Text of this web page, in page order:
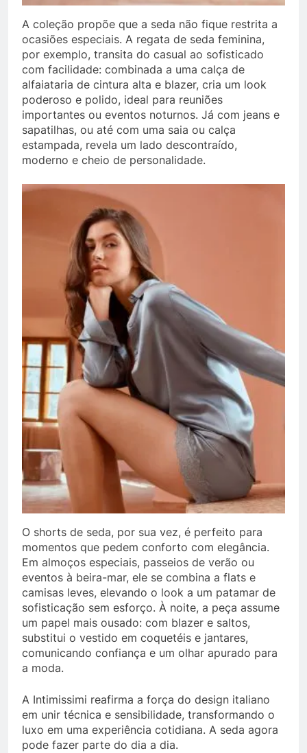
A coleção propõe que a seda não fique restrita a
ocasiões especiais. A regata de seda feminina,
por exemplo, transita do casual ao sofisticado
com facilidade: combinada a uma calça de
alfaiataria de cintura alta e blazer, cria um look
poderoso e polido, ideal para reuniões
importantes ou eventos noturnos. Já com jeans e
sapatilhas, ou até com uma saia ou calça
estampada, revela um lado descontraído,
moderno e cheio de personalidade.
O shorts de seda, por sua vez, é perfeito para
momentos que pedem conforto com elegância.
Em almoços especiais, passeios de verão ou
eventos à beira-mar, ele se combina a flats e
camisas leves, elevando o look a um patamar de
sofisticação sem esforço. À noite, a peça assume
um papel mais ousado: com blazer e saltos,
substitui o vestido em coquetéis e jantares,
comunicando confiança e um olhar apurado para
a moda.
A Intimissimi reafirma a força do design italiano
em unir técnica e sensibilidade, transformando o
luxo em uma experiência cotidiana. A seda agora
pode fazer parte do dia a dia.